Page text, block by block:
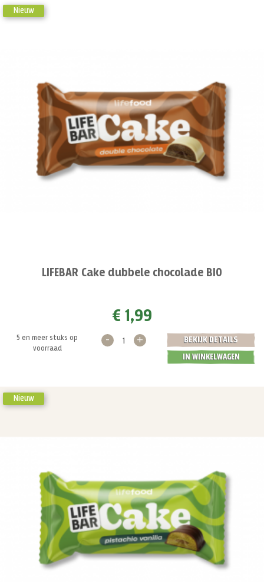
Nieuw
LIFEBAR Cake dubbele chocolade BIO
€ 1,99
5 en meer stuks op
voorraad
BEKIJK DETAILS
- +
IN WINKELWAGEN
Nieuw